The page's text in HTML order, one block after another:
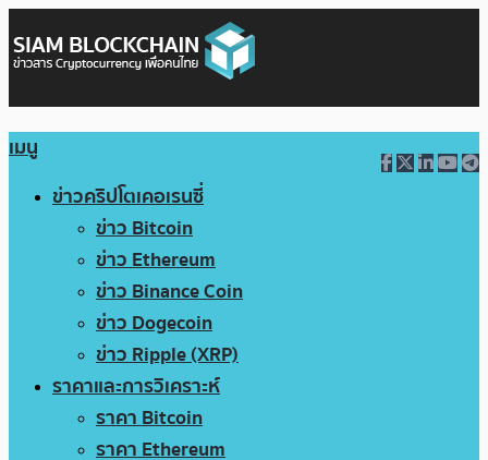
เมนู
ข่าวคริปโตเคอเรนซี่
ข่าว Bitcoin
ข่าว Ethereum
ข่าว Binance Coin
ข่าว Dogecoin
ข่าว Ripple (XRP)
ราคาและการวิเคราะห์
ราคา Bitcoin
ราคา Ethereum